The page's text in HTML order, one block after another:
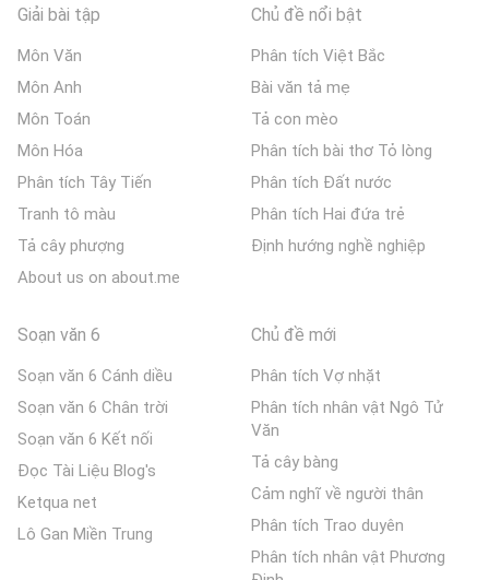
Giải bài tập
Môn Văn
Môn Anh
Môn Toán
Môn Hóa
Phân tích Tây Tiến
Tranh tô màu
Tả cây phượng
About us on about.me
Chủ đề nổi bật
Phân tích Việt Bắc
Bài văn tả mẹ
Tả con mèo
Phân tích bài thơ Tỏ lòng
Phân tích Đất nước
Phân tích Hai đứa trẻ
Định hướng nghề nghiệp
Soạn văn 6
Soạn văn 6 Cánh diều
Soạn văn 6 Chân trời
Soạn văn 6 Kết nối
Đọc Tài Liệu Blog's
Ketqua net
Lô Gan Miền Trung
Chủ đề mới
Phân tích Vợ nhặt
Phân tích nhân vật Ngô Tử
Văn
Tả cây bàng
Cảm nghĩ về người thân
Phân tích Trao duyên
Phân tích nhân vật Phương